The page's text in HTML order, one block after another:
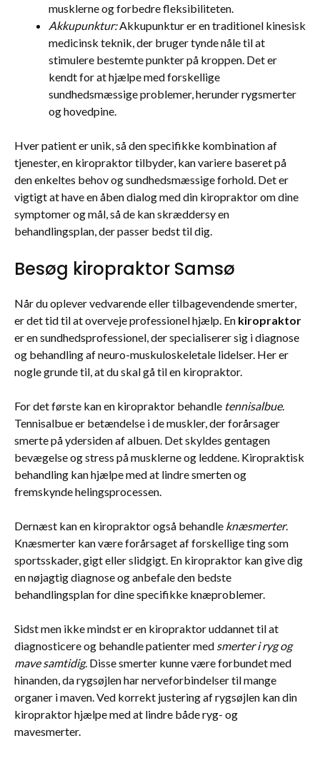
musklerne og forbedre fleksibiliteten.
Akkupunktur:Akkupunktur er en traditionel kinesisk
medicinsk teknik, der bruger tynde nåle til at
stimulere bestemte punkter på kroppen. Det er
kendt for at hjælpe med forskellige
sundhedsmæssige problemer, herunder rygsmerter
og hovedpine.
Hver patient er unik, så den specifikke kombination af
tjenester, en kiropraktor tilbyder, kan variere baseret på
den enkeltes behov og sundhedsmæssige forhold. Det er
vigtigt at have en åben dialog med din kiropraktor om dine
symptomer og mål, så de kan skræddersy en
behandlingsplan, der passer bedst til dig.
Besøg kiropraktor Samsø
Når du oplever vedvarende eller tilbagevendende smerter,
er det tid til at overveje professionel hjælp. En kiropraktor
er en sundhedsprofessionel, der specialiserer sig i diagnose
og behandling af neuro-muskuloskeletale lidelser. Her er
nogle grunde til, at du skal gå til en kiropraktor.
For det første kan en kiropraktor behandle tennisalbue.
Tennisalbue er betændelse i de muskler, der forårsager
smerte på ydersiden af albuen. Det skyldes gentagen
bevægelse og stress på musklerne og leddene. Kiropraktisk
behandling kan hjælpe med at lindre smerten og
fremskynde helingsprocessen.
Dernæst kan en kiropraktor også behandle knæsmerter.
Knæsmerter kan være forårsaget af forskellige ting som
sportsskader, gigt eller slidgigt. En kiropraktor kan give dig
en nøjagtig diagnose og anbefale den bedste
behandlingsplan for dine specifikke knæproblemer.
Sidst men ikke mindst er en kiropraktor uddannet til at
diagnosticere og behandle patienter med smerter i ryg og
mave samtidig. Disse smerter kunne være forbundet med
hinanden, da rygsøjlen har nerveforbindelser til mange
organer i maven. Ved korrekt justering af rygsøjlen kan din
kiropraktor hjælpe med at lindre både ryg- og
mavesmerter.